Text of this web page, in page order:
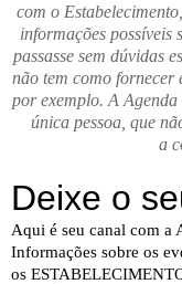
com o
informações possíveis
passasse sem dúvidas
não tem como fornecer
por exemplo. A
única pessoa, que
a